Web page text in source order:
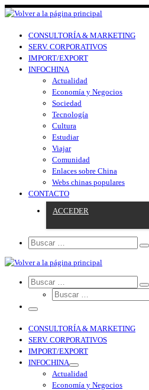
CONSULTORÍA & MARKETING
SERV. CORPORATIVOS
IMPORT/EXPORT
INFOCHINA
Actualidad
Economía y Negocios
Sociedad
Tecnología
Cultura
Estudiar
Viajar
Comunidad
Enlaces sobre China
Webs chinas populares
CONTACTO
ACCEDER
Search
Search
CONSULTORÍA & MARKETING
SERV. CORPORATIVOS
IMPORT/EXPORT
INFOCHINA
Actualidad
Economía y Negocios